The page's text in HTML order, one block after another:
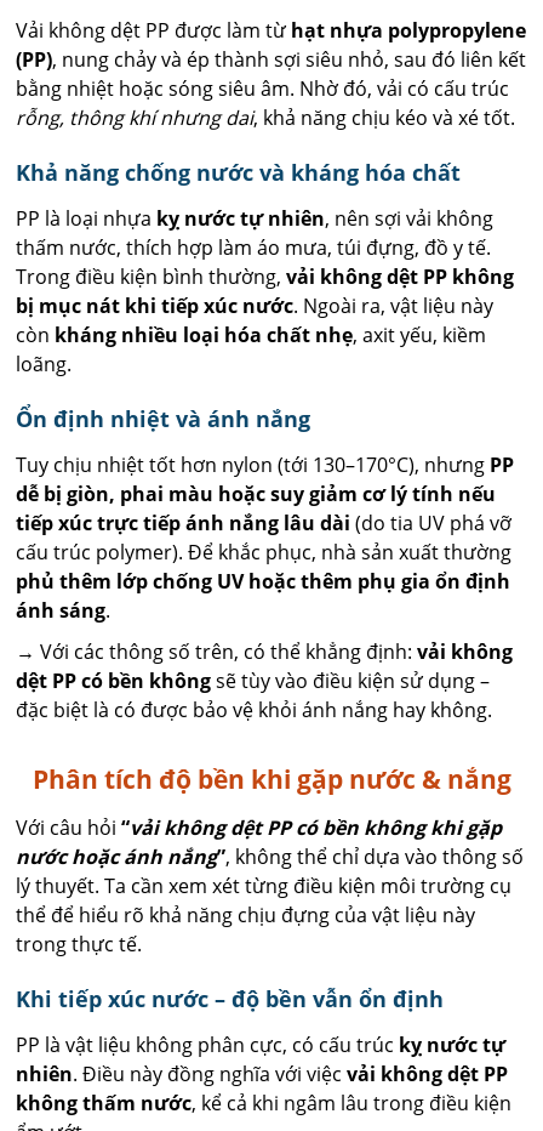
Vải không dệt PP được làm từ hạt nhựa polypropylene
(PP), nung chảy và ép thành sợi siêu nhỏ, sau đó liên kết
bằng nhiệt hoặc sóng siêu âm. Nhờ đó, vải có cấu trúc
rỗng, thông khí nhưng dai, khả năng chịu kéo và xé tốt.
Khả năng chống nước và kháng hóa chất
PP là loại nhựa kỵ nước tự nhiên, nên sợi vải không
thấm nước, thích hợp làm áo mưa, túi đựng, đồ y tế.
Trong điều kiện bình thường,vải không dệt PP không
bị mục nát khi tiếp xúc nước. Ngoài ra, vật liệu này
còn kháng nhiều loại hóa chất nhẹ, axit yếu, kiềm
loãng.
Ổn định nhiệt và ánh nắng
Tuy chịu nhiệt tốt hơn nylon (tới 130–170°C), nhưng PP
dễ bị giòn, phai màu hoặc suy giảm cơ lý tính nếu
tiếp xúc trực tiếp ánh nắng lâu dài (do tia UV phá vỡ
cấu trúc polymer). Để khắc phục, nhà sản xuất thường
phủ thêm lớp chống UV hoặc thêm phụ gia ổn định
ánh sáng.
→ Với các thông số trên, có thể khẳng định:vải không
dệt PP có bền khôngsẽ tùy vào điều kiện sử dụng –
đặc biệt là có được bảo vệ khỏi ánh nắng hay không.
Phân tích độ bền khi gặp nước & nắng
Với câu hỏi“vải không dệt PP có bền không khi gặp
nước hoặc ánh nắng”, không thể chỉ dựa vào thông số
lý thuyết. Ta cần xem xét từng điều kiện môi trường cụ
thể để hiểu rõ khả năng chịu đựng của vật liệu này
trong thực tế.
Khi tiếp xúc nước – độ bền vẫn ổn định
PP là vật liệu không phân cực, có cấu trúc kỵ nước tự
nhiên. Điều này đồng nghĩa với việcvải không dệt PP
không thấm nước, kể cả khi ngâm lâu trong điều kiện